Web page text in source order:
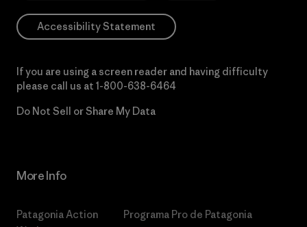
Accessibility Statement
If you are using a screen reader and having difficulty
please call us at 1-800-638-6464
Do Not Sell or Share My Data
More Info
Patagonia Action
Programa Pro de Patagonia